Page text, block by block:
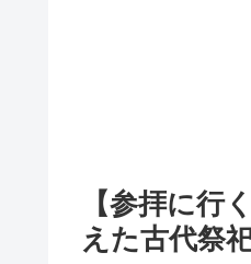
【参拝に
えた古代祭